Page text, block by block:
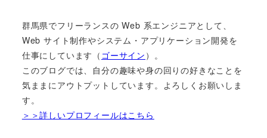
群馬県でフリーランスの Web 系エンジニアとして、
Web サイト制作やシステム・アプリケーション開発を
仕事にしています（ ゴーサイン ）。
このブログでは、自分の趣味や身の回りの好きなことを
気ままにアウトプットしています。よろしくお願いしま
す。
＞＞詳しいプロフィールはこちら